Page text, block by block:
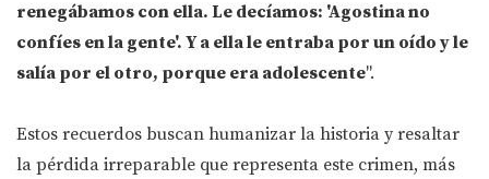
renegábamos con ella. Le decíamos: 'Agostina no
confíes en la gente'. Y a ella le entraba por un oído y le
salía por el otro, porque era adolescente".
Estos recuerdos buscan humanizar la historia y resaltar
la pérdida irreparable que representa este crimen, más